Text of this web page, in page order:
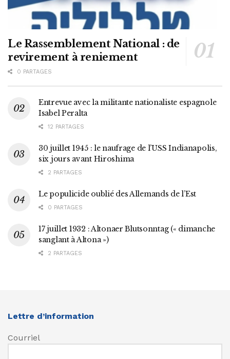
Le Rassemblement National : de
revirement à reniement
0 PARTAGES
Entrevue avec la militante nationaliste espagnole
Isabel Peralta
12 PARTAGES
30 juillet 1945 : le naufrage de l’USS Indianapolis,
six jours avant Hiroshima
2 PARTAGES
Le populicide oublié des Allemands de l’Est
0 PARTAGES
17 juillet 1932 : Altonaer Blutsonntag (« dimanche
sanglant à Altona »)
2 PARTAGES
Lettre d’information
Courriel